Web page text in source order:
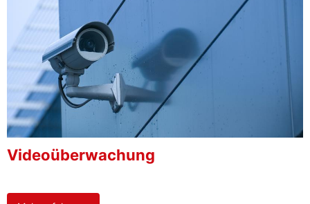
Videoüberwachung